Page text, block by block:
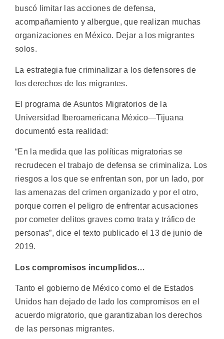
buscó limitar las acciones de defensa,
acompañamiento y albergue, que realizan muchas
organizaciones en México. Dejar a los migrantes
solos.
La estrategia fue criminalizar a los defensores de
los derechos de los migrantes.
El programa de Asuntos Migratorios de la
Universidad Iberoamericana México—Tijuana
documentó esta realidad:
“En la medida que las políticas migratorias se
recrudecen el trabajo de defensa se criminaliza. Los
riesgos a los que se enfrentan son, por un lado, por
las amenazas del crimen organizado y por el otro,
porque corren el peligro de enfrentar acusaciones
por cometer delitos graves como trata y tráfico de
personas”, dice el texto publicado el 13 de junio de
2019.
Los compromisos incumplidos…
Tanto el gobierno de México como el de Estados
Unidos han dejado de lado los compromisos en el
acuerdo migratorio, que garantizaban los derechos
de las personas migrantes.